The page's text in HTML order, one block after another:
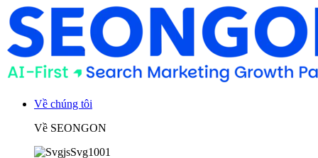
Về chúng tôi
Về SEONGON